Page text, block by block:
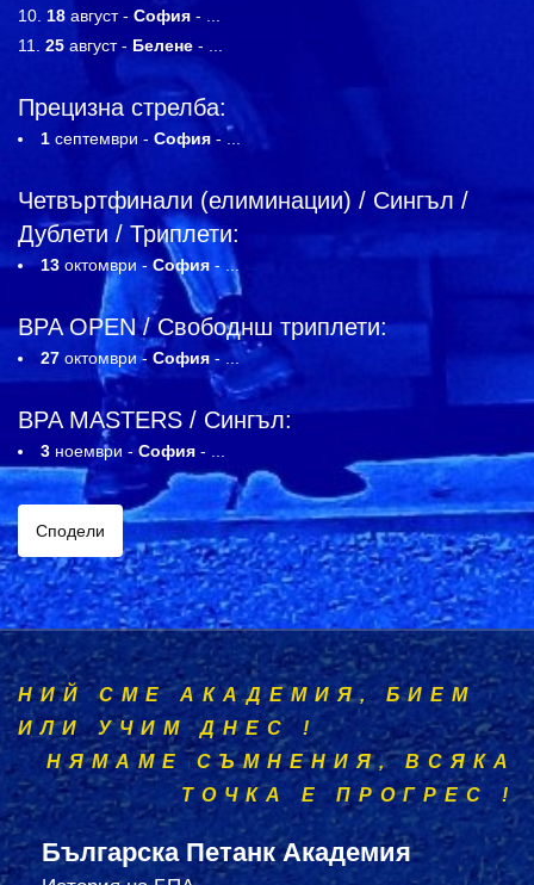
18 август - София - ...
25 август - Белене - ...
Прецизна стрелба:
1 септември - София - ...
Четвъртфинали (елиминации) / Сингъл /
Дублети / Триплети:
13 октомври -София - ...
BPA OPEN / Свободнш триплети:
27 октомври - София- ...
BPA MASTERS / Сингъл:
3 ноември - София -
Сподели
НИЙ СМЕ АКАДЕМИЯ, БИЕМ
ИЛИ УЧИМ ДНЕС !
НЯМАМЕ СЪМНЕНИЯ, ВСЯКА
ТОЧКА Е ПРОГРЕС !
Българска Петанк Академия